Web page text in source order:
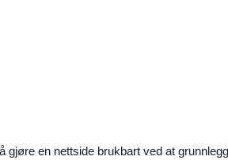
gjøre en nettside brukbart ved at